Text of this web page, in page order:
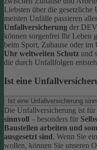
Liebsten über die
meisten Unfälle passieren
Unfallversicherung der
können sorgenfrei Ihr Leben
beim Sport, Zuhause oder
Uhr weltweiten Schutz und
die durch Unfallfolgen
Ist eine
Ist eine Unfallversicherung
Die Unfallversicherung ist für
sinnvoll – besonders für
Baustellen arbeiten und
ausgesetzt sind. Wenn Sie
wollen, können Sie unseren